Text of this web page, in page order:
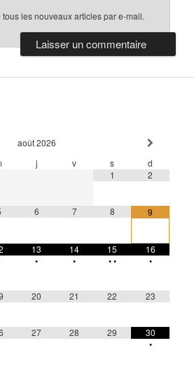
les nouveaux articles par e-mail.
août 2026
j v s
d
1
2
6 7 8 9
13
•
14
•
15
••
16
•
20 21 22 23
27 28 29 30
•